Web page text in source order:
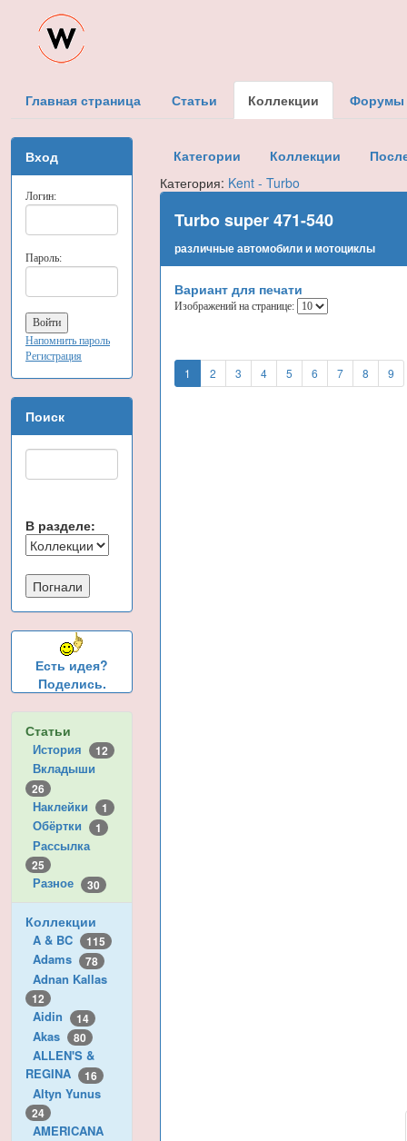
Главная страница Статьи Коллекции Форумы
Вход
Логин:
Пароль:
Напомнить пароль
Регистрация
Поиск
В разделе:
Есть идея?
Поделись.
Статьи
История 12
Вкладыши
26
Наклейки 1
Обёртки 1
Рассылка
25
Разное 30
Коллекции
A & BC 115
Adams 78
Adnan Kallas
12
Aidin 14
Akas 80
ALLEN'S &
REGINA
16
Altyn Yunus
24
AMERICANA
Категории Коллекции
Категория: Kent - Turbo
Turbo super 471-540
различные автомобили и мотоциклы
Вариант для печати
Изображений на странице:
1 2 3 4 5 6 7 8 9